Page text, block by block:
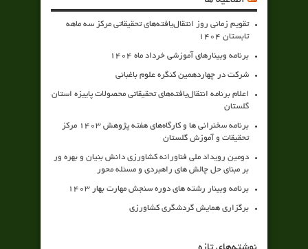
تقویم زمانی روز انتقال‌یافته‌های تحقیقاتی مرکز سه ماهه
تابستان 1404
برنامه وبینارهای آموزشی خرداد ماه 1404
شرکت در چهاردهمین کنگره علوم باغبانی
اعلام برنامه انتقال‌یافته‌های تحقیقاتی محصولات پاییزه استان
گلستان
برنامه سخنرانی ها و کارگاه‌های هفته پژوهش 1403 مرکز
تحقیقات و آموزش گلستان
دومین رویداد ملی فناورانه کشاورزی دانش بنیان و بهره ور
بر مبنای حل چالش های راهبردی و مسئله محور
برنامه وبینار رشته های دوره سنجش مهارت بهار 1403
برگزاری همایش گردشگری کشاورزی